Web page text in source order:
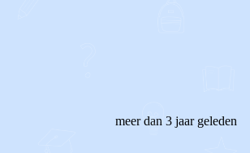
meer dan 3 jaar geleden